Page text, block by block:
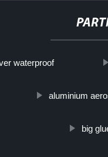
waterproof
aluminium
big